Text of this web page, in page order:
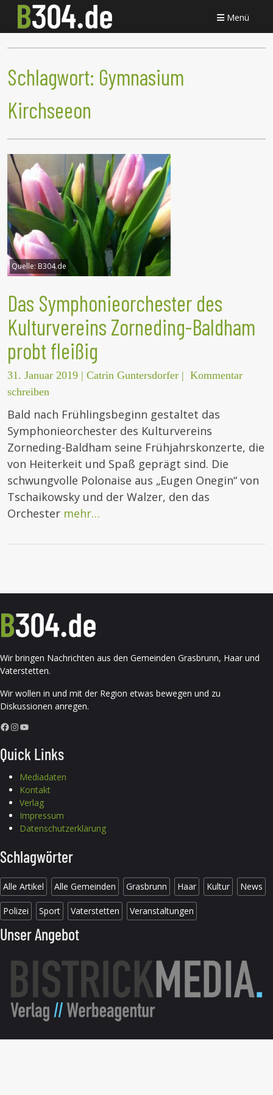
Menü
Schlagwort: Gymnasium
Kirchseeon
Quelle: B304.de
Das Symphonieorchester des
Kulturvereins Zorneding-Baldham
probt fleißig
31. Januar 2019 | Catrin Guntersdorfer | Kommentar
schreiben
Bald nach Frühlingsbeginn gestaltet das
Symphonieorchester des Kulturvereins
Zorneding-Baldham seine Frühjahrskonzerte, die
von Heiterkeit und Spaß geprägt sind. Die
schwungvolle Polonaise aus „Eugen Onegin“ von
Tschaikowsky und der Walzer, den das
Orchester mehr…
Wir bringen Nachrichten aus den Gemeinden Grasbrunn, Haar und
Vaterstetten.
Wir wollen in und mit der Region etwas bewegen und zu
Diskussionen anregen.
Facebook InstagramYouTube
Quick Links
Mediadaten
Kontakt
Verlag
Impressum
Datenschutzerklärung
Schlagwörter
Alle Artikel Alle Gemeinden Grasbrunn Haar Kultur News
Polizei Sport Vaterstetten Veranstaltungen
Unser Angebot